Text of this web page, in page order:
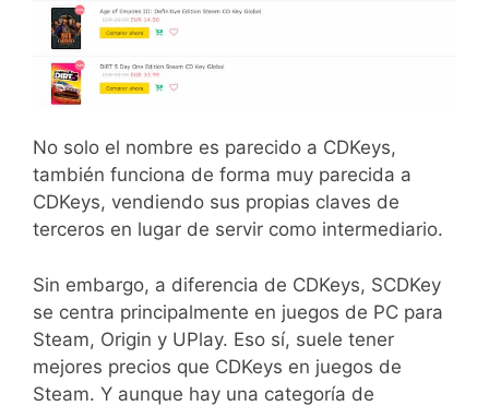
No solo el nombre es parecido a CDKeys,
también funciona de forma muy parecida a
CDKeys, vendiendo sus propias claves de
terceros en lugar de servir como intermediario.
Sin embargo, a diferencia de CDKeys, SCDKey
se centra principalmente en juegos de PC para
Steam, Origin y UPlay. Eso sí, suele tener
mejores precios que CDKeys en juegos de
Steam. Y aunque hay una categoría de